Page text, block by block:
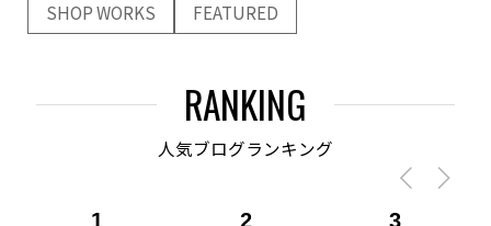
SHOP WORKS
FEATURED
RANKING
人気ブログランキング
1 2 3